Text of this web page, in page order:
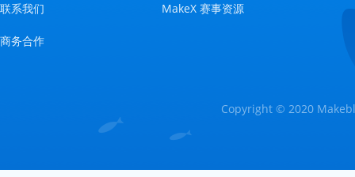
联系我们
商务合作
MakeX 赛事资源
Copyright © 2020